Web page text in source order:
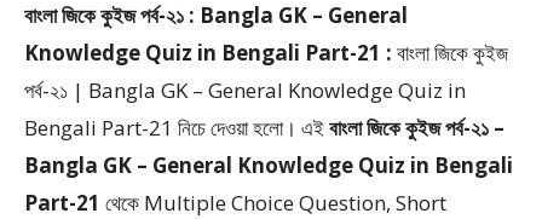
বাংলা জিকে কুইজ পর্ব-২১ : Bangla GK – General
Knowledge Quiz in Bengali Part-21 : বাংলা জিকে কুইজ
পর্ব-২১ | Bangla GK – General Knowledge Quiz in
Bengali Part-21 নিচে দেওয়া হলো। এইবাংলা জিকে কুইজ পর্ব-২১ –
Bangla GK – General Knowledge Quiz in Bengali
Part-21 থেকে Multiple Choice Question, Short